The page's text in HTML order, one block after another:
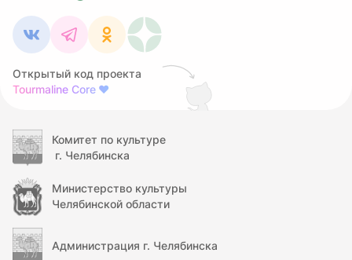
Открытый код проекта
Tourmaline Core ❤
Комитет по культуре
г. Челябинска
Министерство культуры
Челябинской области
Администрация г. Челябинска